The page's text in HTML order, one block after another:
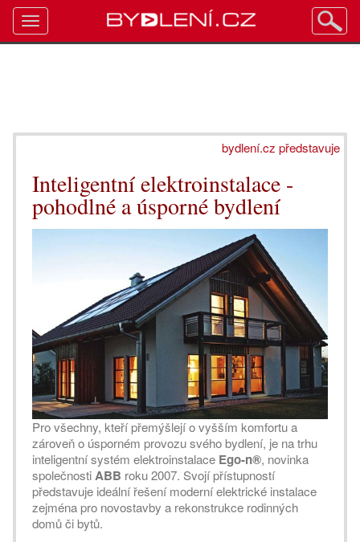
bydlení.cz představuje
Inteligentní elektroinstalace -
pohodlné a úsporné bydlení
Pro všechny, kteří přemýšlejí o vyšším komfortu a
zároveň o úsporném provozu svého bydlení, je na trhu
inteligentní systém elektroinstalace Ego-n®, novinka
společnostiABB roku 2007. Svojí přístupností
představuje ideální řešení moderní elektrické instalace
zejména pro novostavby a rekonstrukce rodinných
domů či bytů.
Toggle
navigation